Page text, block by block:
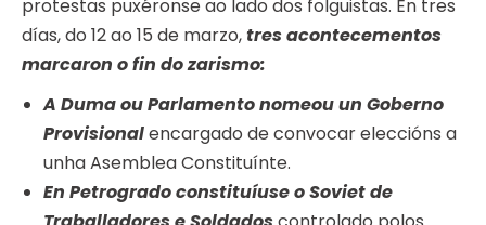
protestas puxéronse ao lado dos folguistas. En tres
días, do 12 ao 15 de marzo,tres acontecementos
marcaron o fin do zarismo:
A Duma ou Parlamento nomeou un Goberno
Provisionalencargado de convocar eleccións a
unha Asemblea Constituínte.
En Petrogrado constituíuse o Soviet de